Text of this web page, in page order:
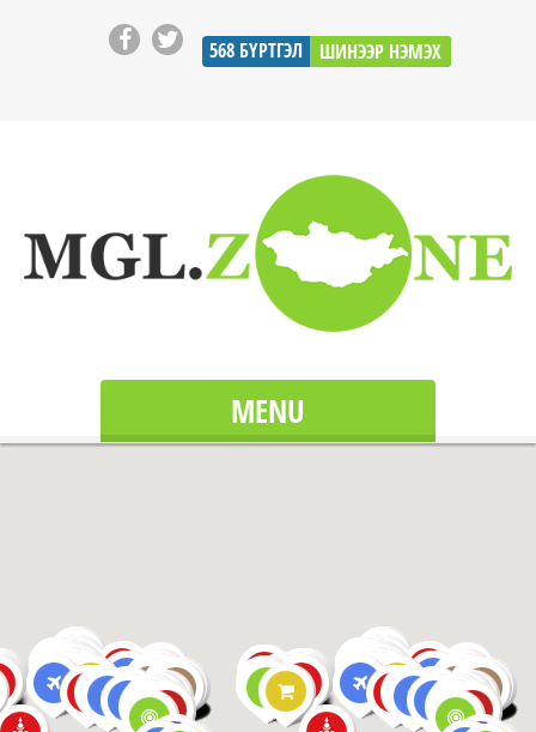
568 БҮРТГЭЛ ШИНЭЭР НЭМЭХ
MENU